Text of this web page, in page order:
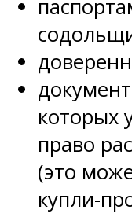
которых
право
(это
купли-